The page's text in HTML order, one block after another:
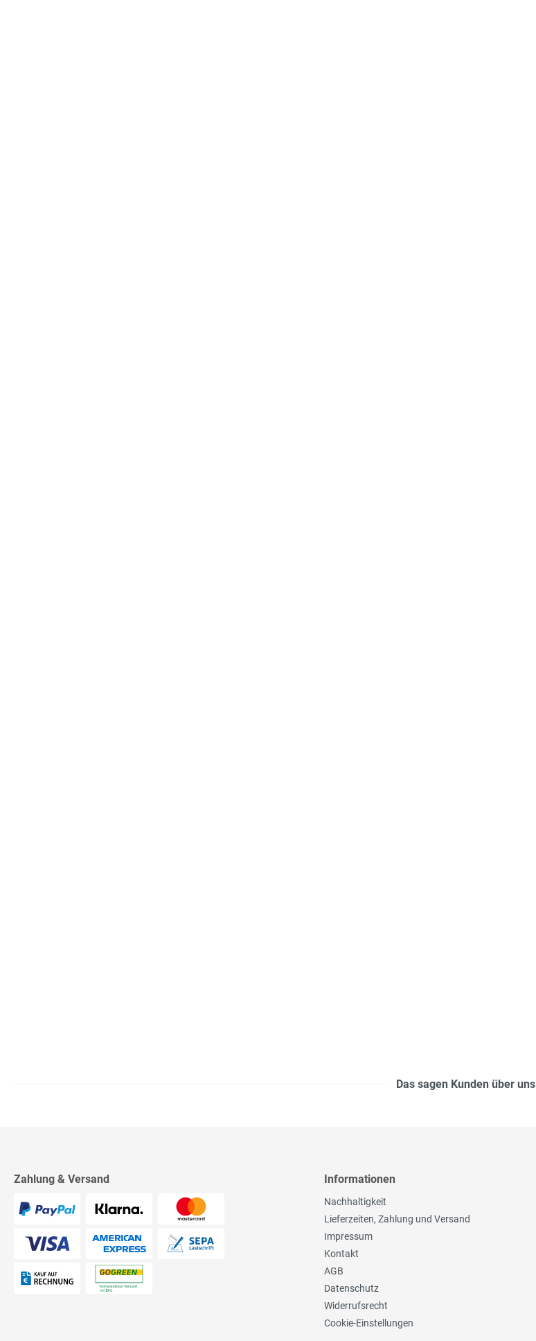
Das sagen Kunden über uns
Zahlung & Versand Informationen
Nachhaltigkeit
Lieferzeiten, Zahlung und Versand
Impressum
Kontakt
AGB
Datenschutz
Widerrufsrecht
Cookie-Einstellungen